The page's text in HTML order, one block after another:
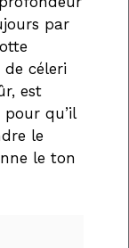
par
céleri
est
pour qu’il
le
le ton